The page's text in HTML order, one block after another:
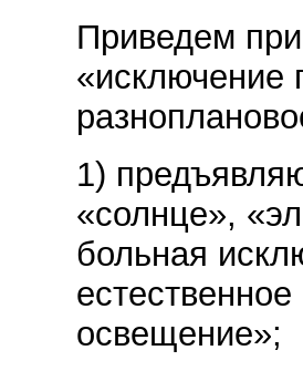
Приведем
«исключение
1)
«солнце»,
больная
освещение»;